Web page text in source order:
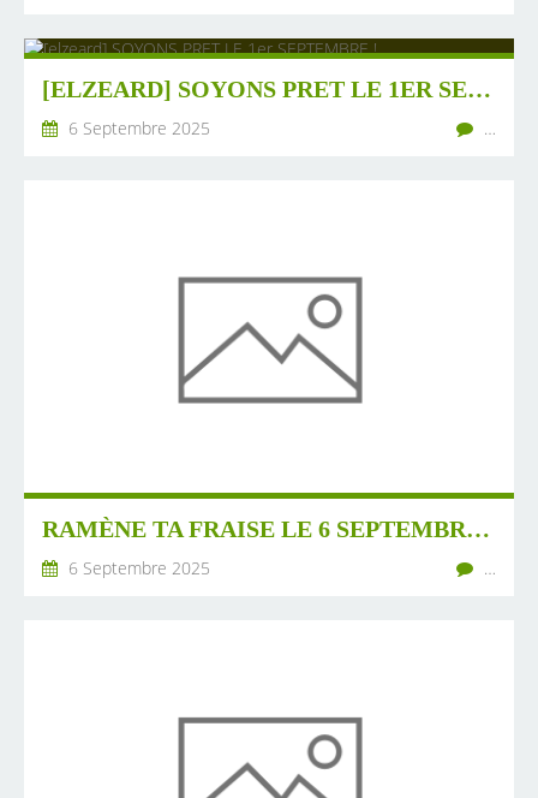
[ELZEARD] SOYONS PRET LE 1ER SEPTEMBRE !
6 Septembre 2025 …
RAMÈNE TA FRAISE LE 6 SEPTEMBRE À NOYERS/JABRON 15H45
6 Septembre 2025 …